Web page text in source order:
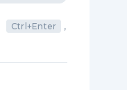
Ctrl+Enter
,